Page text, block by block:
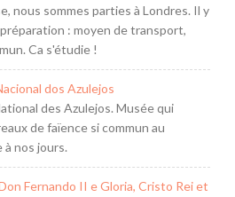
nous sommes parties à Londres. Il y
: moyen de transport,
Ca s'étudie !
dos Azulejos
des Azulejos. Musée qui
de faïence si commun au
à nos jours.
Fernando II e Gloria, Cristo Rei et